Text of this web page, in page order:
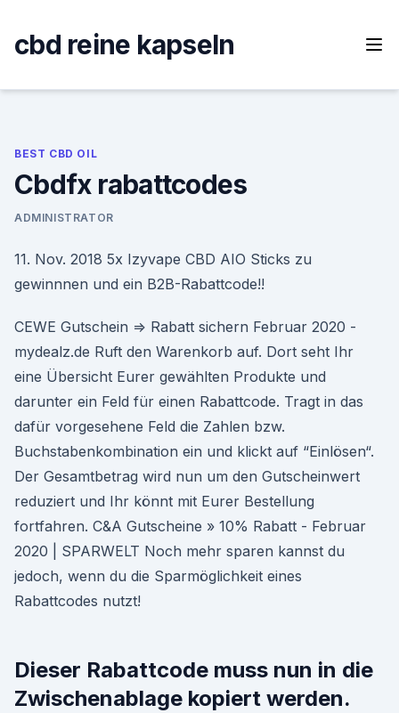
content
cbd reine kapseln
BEST CBD OIL
Cbdfx rabattcodes
ADMINISTRATOR
11. Nov. 2018 5x Izyvape CBD AIO Sticks zu
gewinnnen und ein B2B-Rabattcode!!
CEWE Gutschein ⇒ Rabatt sichern Februar 2020 -
mydealz.de Ruft den Warenkorb auf. Dort seht Ihr
eine Übersicht Eurer gewählten Produkte und
darunter ein Feld für einen Rabattcode. Tragt in das
dafür vorgesehene Feld die Zahlen bzw.
Buchstabenkombination ein und klickt auf “Einlösen“.
Der Gesamtbetrag wird nun um den Gutscheinwert
reduziert und Ihr könnt mit Eurer Bestellung
fortfahren. C&A Gutscheine » 10% Rabatt - Februar
2020 | SPARWELT Noch mehr sparen kannst du
jedoch, wenn du die Sparmöglichkeit eines
Rabattcodes nutzt!
Dieser Rabattcode muss nun in die
Zwischenablage kopiert werden.